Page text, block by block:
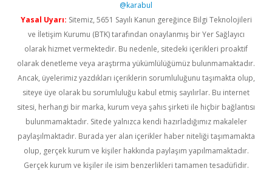
@karabul
Yasal Uyarı: Sitemiz, 5651 Sayılı Kanun gereğince Bilgi Teknolojileri
ve İletişim Kurumu (BTK) tarafından onaylanmış bir Yer Sağlayıcı
olarak hizmet vermektedir. Bu nedenle, sitedeki içerikleri proaktif
olarak denetleme veya araştırma yükümlülüğümüz bulunmamaktadır.
Ancak, üyelerimiz yazdıkları içeriklerin sorumluluğunu taşımakta olup,
siteye üye olarak bu sorumluluğu kabul etmiş sayılırlar. Bu internet
sitesi, herhangi bir marka, kurum veya şahıs şirketi ile hiçbir bağlantısı
bulunmamaktadır. Sitede yalnızca kendi hazırladığımız makaleler
paylaşılmaktadır. Burada yer alan içerikler haber niteliği taşımamakta
olup, gerçek kurum ve kişiler hakkında paylaşım yapılmamaktadır.
Gerçek kurum ve kişiler ile isim benzerlikleri tamamen tesadüfidir.